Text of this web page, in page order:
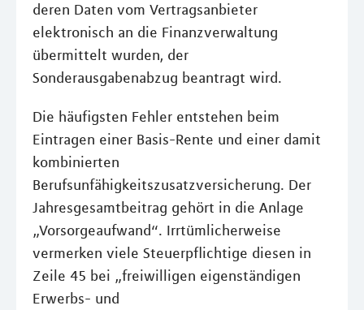
deren Daten vom Vertragsanbieter
elektronisch an die Finanzverwaltung
übermittelt wurden, der
Sonderausgabenabzug beantragt wird.
Die häufigsten Fehler entstehen beim
Eintragen einer Basis-Rente und einer damit
kombinierten
Berufsunfähigkeitszusatzversicherung. Der
Jahresgesamtbeitrag gehört in die Anlage
„Vorsorgeaufwand“. Irrtümlicherweise
vermerken viele Steuerpflichtige diesen in
Zeile 45 bei „freiwilligen eigenständigen
Erwerbs- und